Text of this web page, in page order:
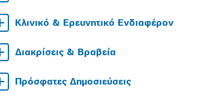
Κλινικό & Ερευνητικό Ενδιαφέρον
Διακρίσεις & Βραβεία
Πρόσφατες Δημοσιεύσεις